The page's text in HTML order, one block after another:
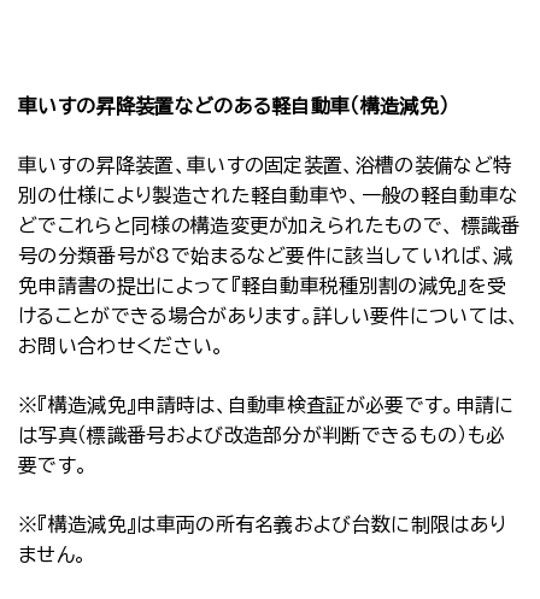
車いすの昇降装置などのある軽自動車（構造減免）
車いすの昇降装置、車いすの固定装置、浴槽の装備など特
別の仕様により製造された軽自動車や、一般の軽自動車な
どでこれらと同様の構造変更が加えられたもので、 標識番
号の分類番号が8で始まるなど要件に該当していれば、減
免申請書の提出によって『軽自動車税種別割の減免』を受
けることができる場合があります。詳しい要件については、
お問い合わせください。
※『構造減免』申請時は、自動車検査証が必要です。申請に
は写真（標識番号および改造部分が判断できるもの）も必
要です。
※『構造減免』は車両の所有名義および台数に制限はあり
ません。